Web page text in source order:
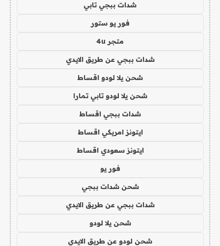
شدات ببجي تابي
فور يو ستور
متجر 4u
شدات ببجي عن طريق الايدي
شحن يلا لودو اقساط
شحن يلا لودو تابي تمارا
شدات ببجي اقساط
ايتونز امريكي اقساط
ايتونز سعودي اقساط
فور يو
شحن شدات ببجي
شدات ببجي عن طريق الايدي
شحن يلا لودو
شحن لودو عن طريق الايدي